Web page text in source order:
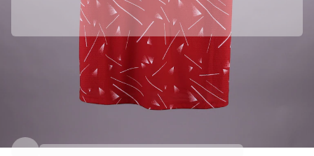
Parceria oficial com Liverpool FC
Esta camisola veio diretamente de Liverpool FC para garantir a sua autenticidade.
Autenticado com a Fabricks